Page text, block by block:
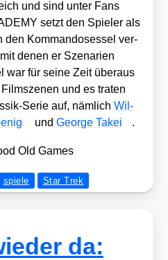
und sind unter Fans
setzt den Spie­ler als
den Kom­man­do­ses­sel ver­
denen er Sze­na­ri­en
war für sei­ne Zeit über­aus
und es tra­ten
Serie auf, näm­lichWil­
undGeor­ge Takei .
Old Games
spiele Star Trek
da: